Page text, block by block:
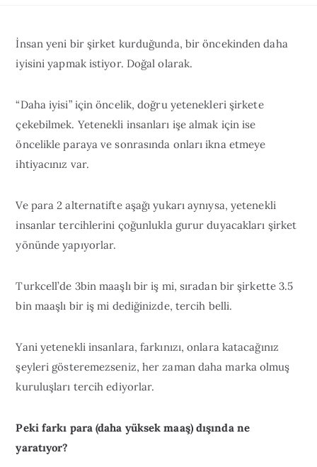
İnsan yeni bir şirket kurduğunda, bir öncekinden daha
iyisini yapmak istiyor. Doğal olarak.
“Daha iyisi” için öncelik, doğru yetenekleri şirkete
çekebilmek. Yetenekli insanları işe almak için ise
öncelikle paraya ve sonrasında onları ikna etmeye
ihtiyacınız var.
Ve para 2 alternatifte aşağı yukarı aynıysa, yetenekli
insanlar tercihlerini çoğunlukla gurur duyacakları şirket
yönünde yapıyorlar.
Turkcell’de 3bin maaşlı bir iş mi, sıradan bir şirkette 3.5
bin maaşlı bir iş mi dediğinizde, tercih belli.
Yani yetenekli insanlara, farkınızı, onlara katacağınız
şeyleri gösteremezseniz, her zaman daha marka olmuş
kuruluşları tercih ediyorlar.
Peki farkı para (daha yüksek maaş) dışında ne
yaratıyor?